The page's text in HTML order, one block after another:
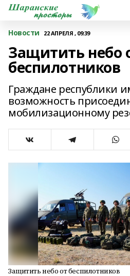
Новости 22 АПРЕЛЯ , 09:39
Защитить небо
беспилотников
Граждане республики
возможность
мобилизационному
Защитить небо от беспилотников